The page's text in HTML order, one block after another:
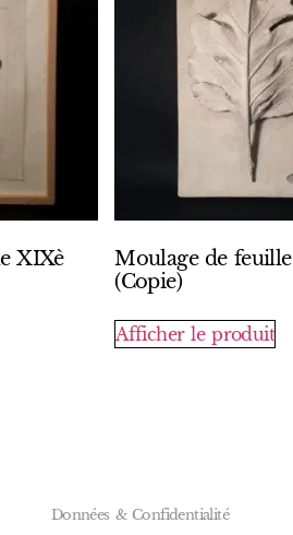
XIXè
Moulage de feuille
(Copie)
Afficher le produit
Données & Confidentialité